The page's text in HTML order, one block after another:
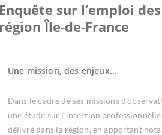
Enquête sur l’emploi
région Île-de-France
Une mission, des enjeux...
Dans le cadre de ses missions
une étude sur l’insertion
délivré dans la région, en apportant